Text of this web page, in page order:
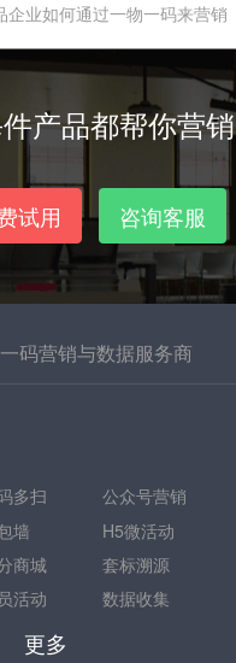
业如何通过一物一码来营销
产品都帮你营销
试用 咨询客服
码营销与数据服务商
多扫
公众号营销
墙
H5微活动
商城
套标溯源
活动 数据收集
更多